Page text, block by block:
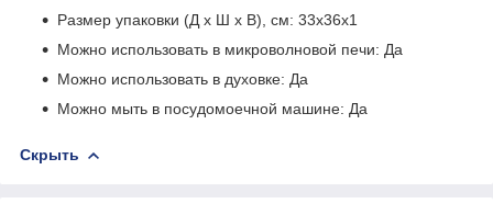
Размер упаковки (Д х Ш х В), см: 33х36х1
Можно использовать в микроволновой печи: Да
Можно использовать в духовке: Да
Можно мыть в посудомоечной машине: Да
Скрыть